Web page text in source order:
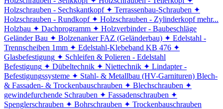
Holzschrauben - Sechskantkopf ✦ Terrassenbau-Schrauben ✦
Holzschrauben - Rundkopf ✦ Holzschrauben - Zylinderkopf mehr...
Holzbau ✦ Dachprogramm ✦ Holzverbinder - Baubeschläge
Geländer Bau ✦ Bolzenanker FAZ (Geländerbau) ✦ Edelstahl -
Trennscheiben 1mm ✦ Edelstahl-Klebeband KB 476 ✦
Glasbefestigung ✦ Schleifen & Polieren - Edelstahl
Befestigung ✦ Dübeltechnik ✦ Niettechnik ✦ Lindapter -
Befestigungssysteme ✦ Stahl- & Metallbau (HV-Garnituren) Blech-
& Fassaden- & Trockenbauschrauben ✦ Blechschrauben ✦
gewindefurchende Schrauben ✦ Fassadenschrauben ✦
Spenglerschrauben ✦ Bohrschrauben ✦ Trockenbauschrauben